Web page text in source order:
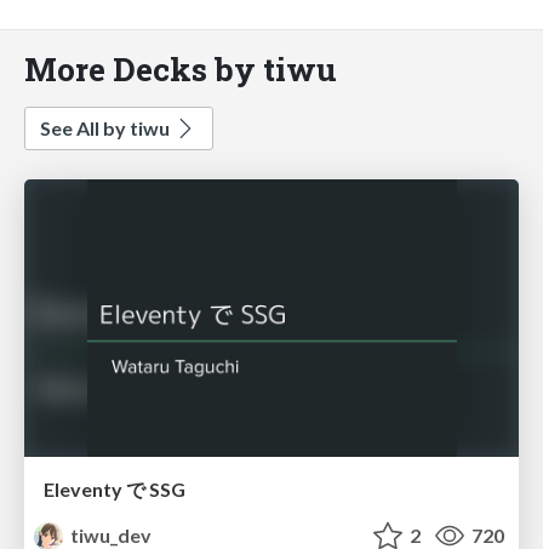
More Decks by tiwu
See All by tiwu
Eleventy で SSG
tiwu_dev
2 720